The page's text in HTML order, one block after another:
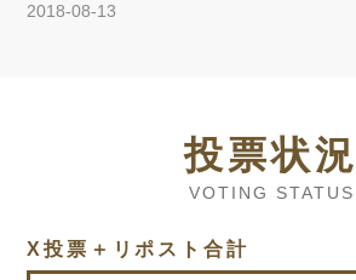
2018-08-13
投票状況
VOTING STATUS
X投票＋リポスト合計